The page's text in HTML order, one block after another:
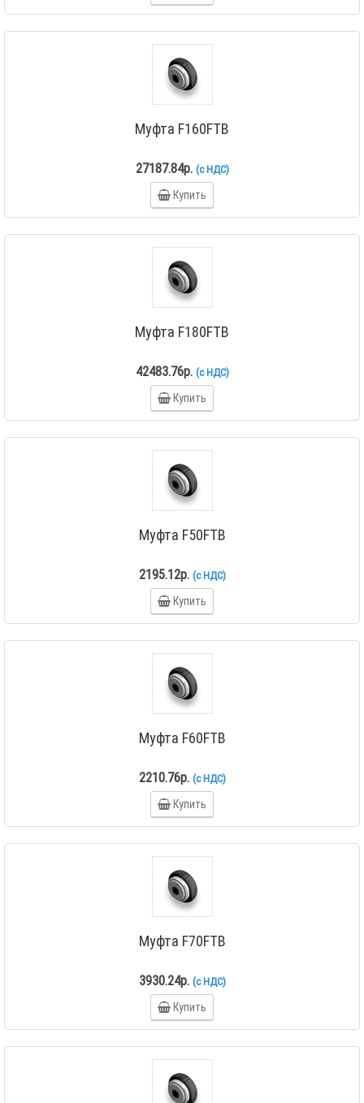
Муфта F160FTB
27187.84р. (с НДС)
Купить
Муфта F180FTB
42483.76р. (с НДС)
Купить
Муфта F50FTB
2195.12р. (с НДС)
Купить
Муфта F60FTB
2210.76р. (с НДС)
Купить
Муфта F70FTB
3930.24р. (с НДС)
Купить